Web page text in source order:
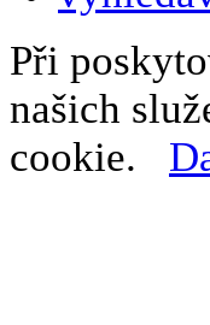
Při
našich
cookie.